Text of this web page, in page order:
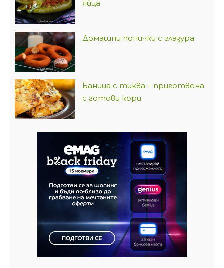
яйца
Домашни понички с глазура
Баница с тиква – приготвена
с готови кори